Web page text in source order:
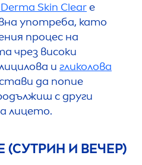
Derma Skin Clearе
употреба, като
процес на
чрез високи
и гликолова
да попие
с други
лицето.
И ВЕЧЕР)